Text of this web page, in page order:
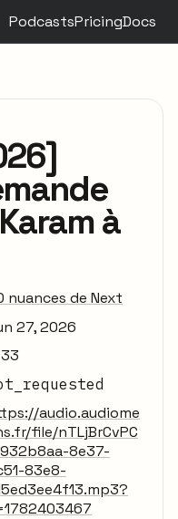
PodcastsPricingDocs
à
nuances de Next
27, 2026
audio.audiome
file/nTLjBrCvPC
8e37-
83e8-